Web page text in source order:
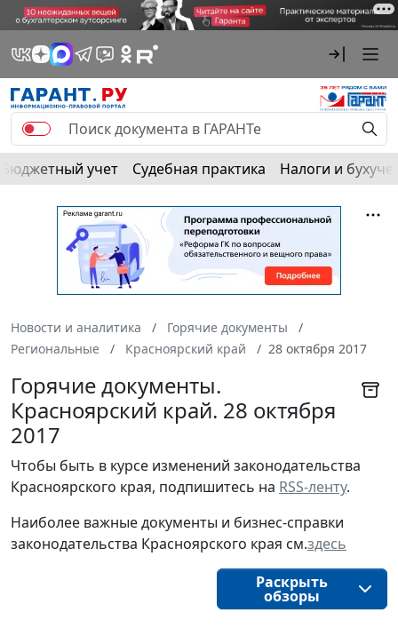
Бюджетный учет Судебная практика Налоги и
Новости и аналитика
Горячие документы
Региональные
Красноярский край 28 октября 2017
Горячие документы.
Красноярский край. 28 октября
2017
Чтобы быть в курсе изменений законодательства
Красноярского края, подпишитесь на RSS-ленту.
Наиболее важные документы и бизнес-справки
законодательства Красноярского края см.здесь
Раскрыть
обзоры